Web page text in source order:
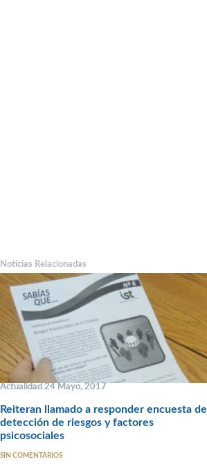
Noticias Relacionadas
Actualidad 24 Mayo, 2017
Reiteran llamado a responder encuesta de
detección de riesgos y factores
psicosociales
SIN COMENTARIOS